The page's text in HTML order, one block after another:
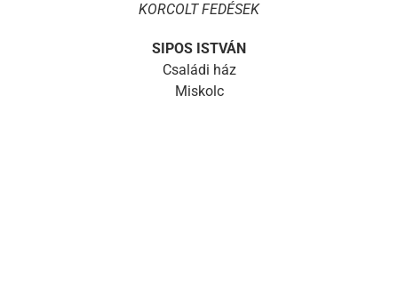
KORCOLT FEDÉSEK
SIPOS ISTVÁN
Családi ház
Miskolc